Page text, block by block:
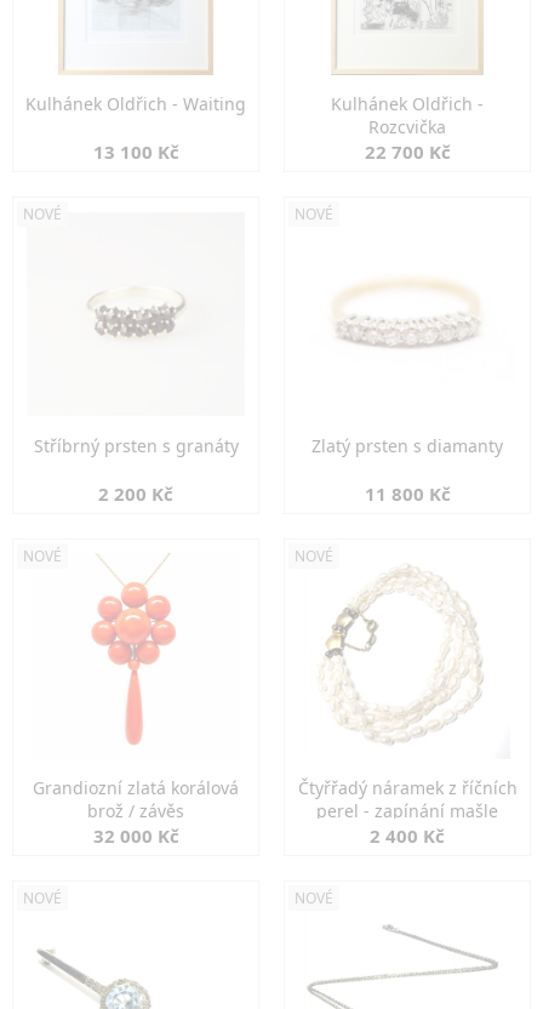
Kulhánek Oldřich - Waiting
13 100 Kč
Kulhánek Oldřich -
Rozcvička
22 700 Kč
NOVÉ
Stříbrný prsten s granáty
2 200 Kč
NOVÉ
Zlatý prsten s diamanty
11 800 Kč
NOVÉ
Grandiozní zlatá korálová
brož / závěs
32 000 Kč
NOVÉ
Čtyřřadý náramek z říčních
perel - zapínání mašle
2 400 Kč
NOVÉ NOVÉ